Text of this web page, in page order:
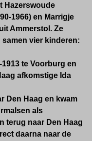
Hazerswoude
1966) en Marrigje
Ammerstol. Ze
samen vier kinderen:
te Voorburg en
afkomstige Ida
Den Haag en kwam
als
terug naar Den Haag
daarna naar de